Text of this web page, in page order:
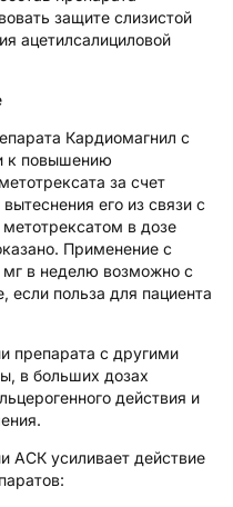
защите слизистой
ацетилсалициловой
Кардиомагнил с
к повышению
за счет
его из связи с
в дозе
Применение с
мг в неделю возможно с
если польза для пациента
препарата с другими
в больших дозах
действия и
АСК усиливает действие